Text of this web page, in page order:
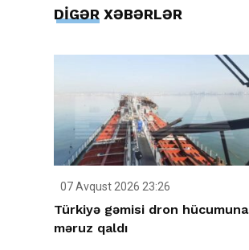
DİGƏR XƏBƏRLƏR
07 Avqust 2026 23:26
Türkiyə gəmisi dron hücumuna
məruz qaldı